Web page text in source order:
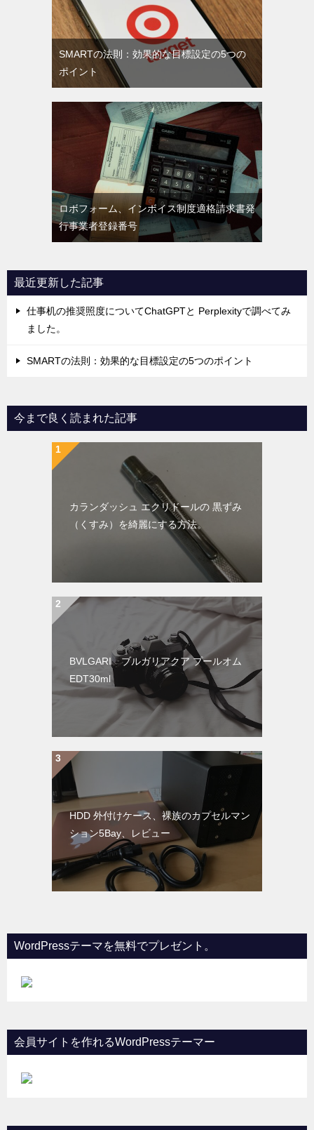
SMARTの法則：効果的な目標設定の5つの
ポイント
ロボフォーム、インボイス制度適格請求書発
行事業者登録番号
最近更新した記事
仕事机の推奨照度についてChatGPTと Perplexityで調べてみ
ました。
SMARTの法則：効果的な目標設定の5つのポイント
今まで良く読まれた記事
カランダッシュ エクリドールの 黒ずみ
（くすみ）を綺麗にする方法。
BVLGARI ブルガリアクア プールオム
EDT30ml
HDD 外付けケース、裸族のカプセルマン
ション5Bay、レビュー
WordPressテーマを無料でプレゼント。
会員サイトを作れるWordPressテーマー